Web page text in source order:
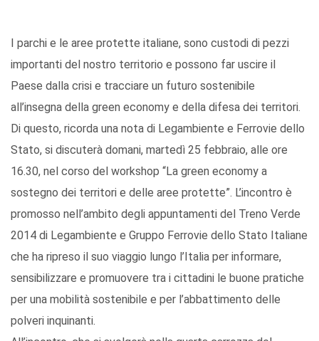
I parchi e le aree protette italiane, sono custodi di pezzi
importanti del nostro territorio e possono far uscire il
Paese dalla crisi e tracciare un futuro sostenibile
all’insegna della green economy e della difesa dei territori.
Di questo, ricorda una nota di Legambiente e Ferrovie dello
Stato, si discuterà domani, martedì 25 febbraio, alle ore
16.30, nel corso del workshop “La green economy a
sostegno dei territori e delle aree protette”. L’incontro è
promosso nell’ambito degli appuntamenti del Treno Verde
2014 di Legambiente e Gruppo Ferrovie dello Stato Italiane
che ha ripreso il suo viaggio lungo l’Italia per informare,
sensibilizzare e promuovere tra i cittadini le buone pratiche
per una mobilità sostenibile e per l’abbattimento delle
polveri inquinanti.